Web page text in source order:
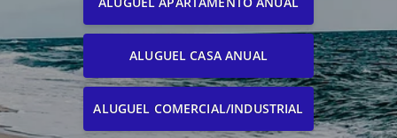
ALUGUEL CASA ANUAL
ALUGUEL COMERCIAL/INDUSTRIAL